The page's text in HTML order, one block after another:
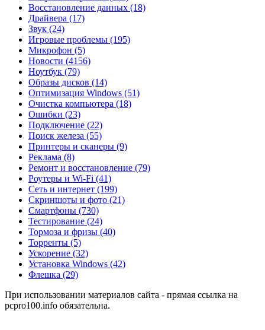
Восстановление данных (18)
Драйвера (17)
Звук (24)
Игровые проблемы (195)
Микрофон (5)
Новости (4156)
Ноутбук (79)
Образы дисков (14)
Оптимизация Windows (51)
Очистка компьютера (18)
Ошибки (23)
Подключение (22)
Поиск железа (55)
Принтеры и сканеры (9)
Реклама (8)
Ремонт и восстановление (79)
Роутеры и Wi-Fi (41)
Сеть и интернет (199)
Скриншоты и фото (21)
Смартфоны (730)
Тестирование (24)
Тормоза и фризы (40)
Торренты (5)
Ускорение (32)
Установка Windows (42)
Флешка (29)
При использовании материалов сайта - прямая ссылка на
pcpro100.info обязательна.